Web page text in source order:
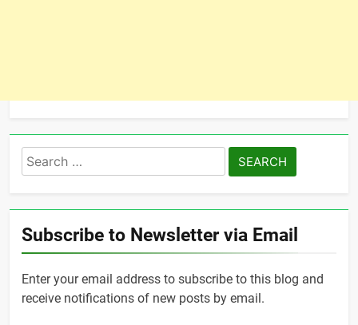
Search
for:
Subscribe to Newsletter via Email
Enter your email address to subscribe to this blog and
receive notifications of new posts by email.